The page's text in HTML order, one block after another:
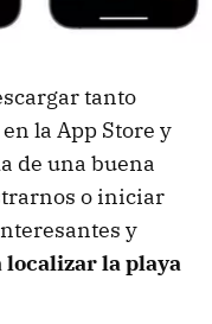
tanto
la App Store y
de una buena
o iniciar
y
localizar la playa